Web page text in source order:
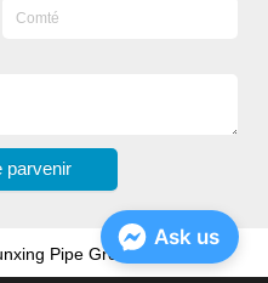
parvenir
Pipe Group Co., Ltd
Ask us